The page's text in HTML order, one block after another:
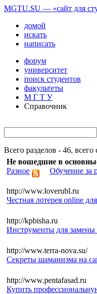
MGTU.SU — «сайт для
домой
искать
написать
форум
университет
поиск студентов
факультеты
М Г Т У
Справочник
Всего разделов - 46,
Не вошедшие в
Разное
Обучение за
http://www.loverubl.ru
Честная лотерея online
http://kpbisha.ru
Инструменты для замены
http://www.terra-nova.su/
Секреты шаманизма на
http://www.pentafasad.ru
Купить